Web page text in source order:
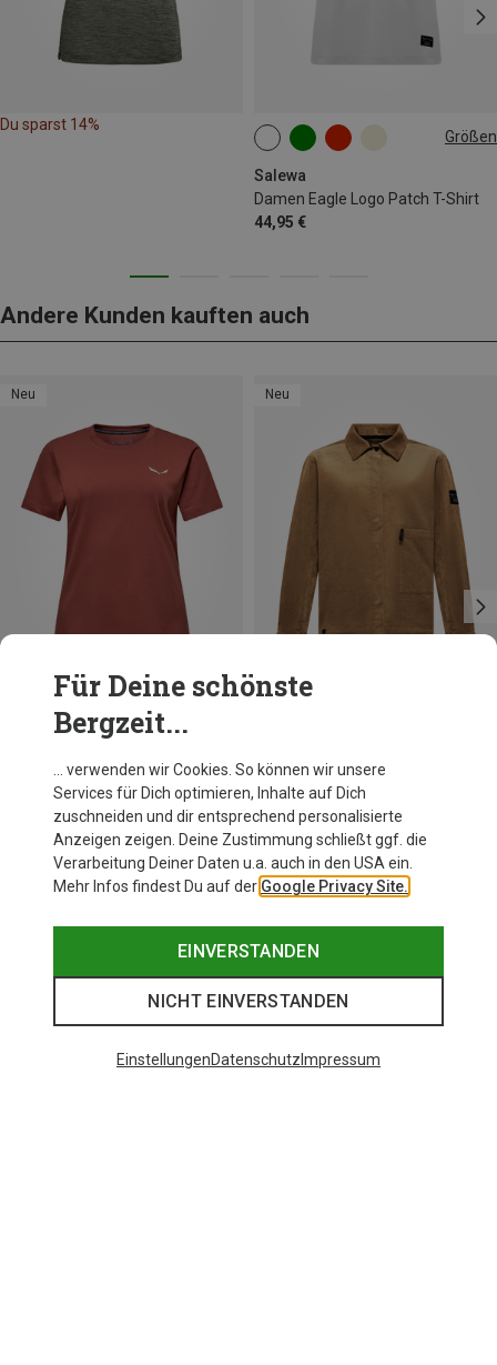
Du sparst 14%
Größen
Salewa
Damen Eagle Logo Patch T-Shirt
44,95 €
XS S M
XXL
Andere Kunden kauften auch
Neu
Du sparst 21%
Neu
Salewa
Damen Fanes Cord Bluse
139,95 €
Für Deine schönste
Bergzeit...
… verwenden wir Cookies. So können wir unsere
Services für Dich optimieren, Inhalte auf Dich
zuschneiden und dir entsprechend personalisierte
Anzeigen zeigen. Deine Zustimmung schließt ggf. die
Verarbeitung Deiner Daten u.a. auch in den USA ein.
Mehr Infos findest Du auf der Google Privacy Site.
EINVERSTANDEN
NICHT EINVERSTANDEN
EinstellungenDatenschutz Impressum